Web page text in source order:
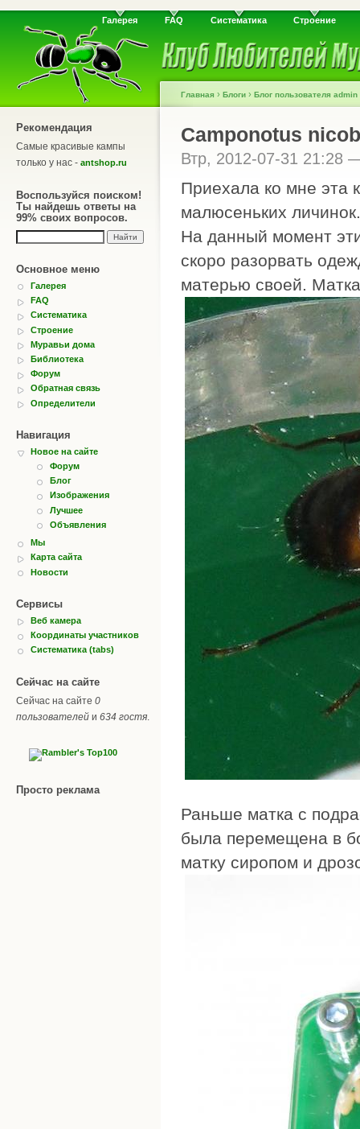
Галерея FAQ Систематика Строение
Рекомендация
Самые красивые кампы
только у нас - antshop.ru
Воспользуйся поиском!
Ты найдешь ответы на
99% своих вопросов.
Основное меню
Галерея
FAQ
Систематика
Строение
Муравьи дома
Библиотека
Форум
Обратная связь
Определители
Навигация
Новое на сайте
Форум
Блог
Изображения
Лучшее
Объявления
Мы
Карта сайта
Новости
Сервисы
Веб камера
Координаты участников
Систематика (tabs)
Сейчас на сайте
Сейчас на сайте 0
пользователей и 634 гостя
Просто реклама
Главная › Блоги › Блог пользователя admin
Camponotus
Втр, 2012-07-31 21:28
Приехала ко мне эта
малюсеньких личинок.
На данный момент
скоро разорвать
матерью своей.
Раньше матка с
была перемещена в
матку сиропом и